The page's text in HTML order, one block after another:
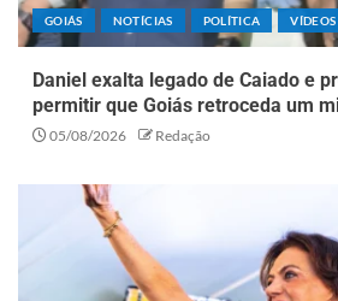
GOIÁS NOTÍCIAS POLÍTICA VÍDEOS
Daniel exalta legado de Caiado e
permitir que Goiás retroceda um
05/08/2026 Redação